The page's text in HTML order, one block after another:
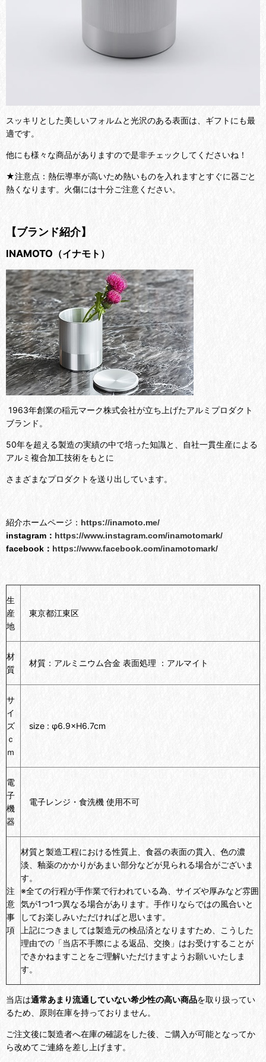
スッキリとした美しいフォルムと光沢のある表面は、ギフトにも最
適です。
他にも様々な商品がありますので是非チェックしてくださいね！
★注意点：熱伝導率が高いため熱いものを入れますとすぐに器ごと
熱くなります。火傷には十分ご注意ください。
【ブランド紹介】
INAMOTO（イナモト）
1963年創業の稲元マーク株式会社が立ち上げたアルミプロダクト
ブランド。
50年を超える製造の実績の中で培った知識と、自社一貫生産による
アルミ複合加工技術をもとに
さまざまなプロダクトを送り出しています。
紹介ホームページ： https://inamoto.me/
instagram： https://www.instagram.com/inamotomark/
facebook： https://www.facebook.com/inamotomark/
生
産
地
東京都江東区
材
質
材質：アルミニウム合金 表面処理 ：アルマイト
サ
イ
ズ
ｃ
ｍ
size : φ6.9×H6.7cm
電
子
機
器
電子レンジ・食洗機 使用不可
注
意
事
項
材質と製造工程における性質上、食器の表面の貫入、色の濃
淡、釉薬のかかりがあまい部分などが見られる場合がございま
す。
※全ての行程が手作業で行われている為、サイズや厚みなど雰囲
気が1つ1つ異なる場合があります。手作りならではの風合いと
してお楽しみいただければと思います。
上記につきましては製造元の検品済となりますため、こうした
理由での「当店不手際による返品、交換」はお受けすることが
できかねますことをご理解いただけますようお願いいたしま
す。
当店は通常あまり流通していない希少性の高い商品を取り扱ってい
るため、原則在庫を持っておりません。
ご注文後に製造者へ在庫の確認をした後、ご購入が可能となってか
ら改めてご連絡を差し上げます。